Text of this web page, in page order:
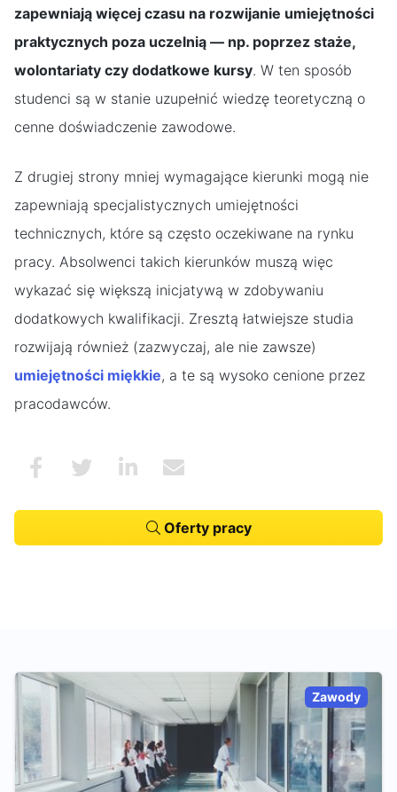
zapewniają więcej czasu na rozwijanie umiejętności
praktycznych poza uczelnią — np. poprzez staże,
wolontariaty czy dodatkowe kursy. W ten sposób
studenci są w stanie uzupełnić wiedzę teoretyczną o
cenne doświadczenie zawodowe.
Z drugiej strony mniej wymagające kierunki mogą nie
zapewniają specjalistycznych umiejętności
technicznych, które są często oczekiwane na rynku
pracy. Absolwenci takich kierunków muszą więc
wykazać się większą inicjatywą w zdobywaniu
dodatkowych kwalifikacji. Zresztą łatwiejsze studia
rozwijają również (zazwyczaj, ale nie zawsze)
umiejętności miękkie, a te są wysoko cenione przez
pracodawców.
Oferty pracy
Zawody